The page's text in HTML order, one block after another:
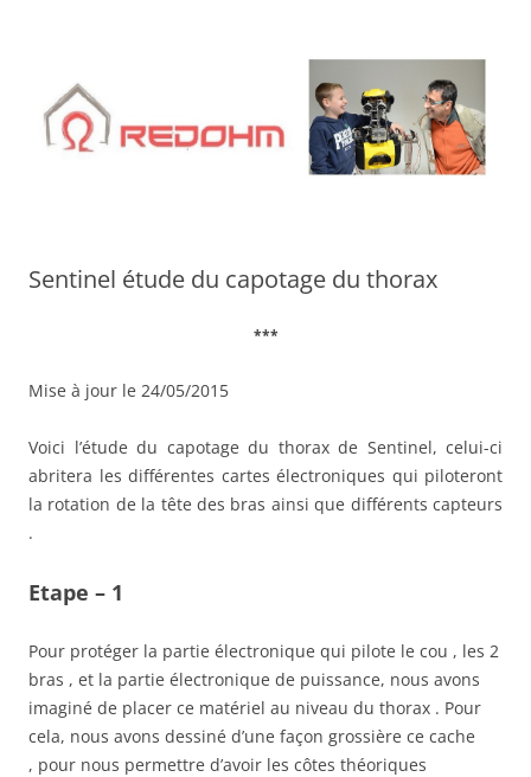
Sentinel étude du capotage du thorax
***
Mise à jour le 24/05/2015
Voici l’étude du capotage du thorax de Sentinel, celui-ci
abritera les différentes cartes électroniques qui piloteront
la rotation de la tête des bras ainsi que différents capteurs
.
Etape – 1
Pour protéger la partie électronique qui pilote le cou , les 2
bras , et la partie électronique de puissance, nous avons
imaginé de placer ce matériel au niveau du thorax . Pour
cela, nous avons dessiné d’une façon grossière ce cache
, pour nous permettre d’avoir les côtes théoriques